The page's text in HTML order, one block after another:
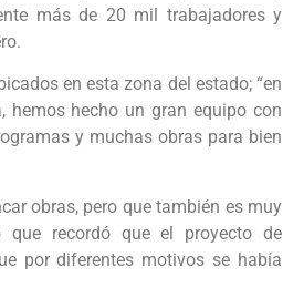
más de 20 mil trabajadores y
en esta zona del estado; “en
hecho un gran equipo con
y muchas obras para bien
obras, pero que también es muy
recordó que el proyecto de
por diferentes motivos se había